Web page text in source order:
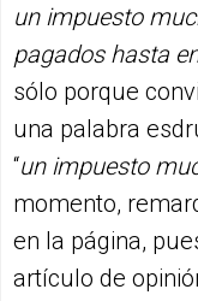
un impuesto
pagados hasta
sólo porque
una palabra
“un impuesto
momento,
en la página,
artículo de